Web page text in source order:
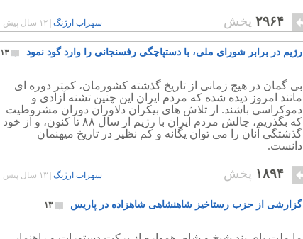
۲۹۶۴ پخش سهراب ارژنگ ۱۲ سال پیش
رژیم در برابر شورای ملی، با دستپاچگی رفسنجانی را وارد گود نمود ۱۳
بی گمان در هیچ زمانی از تاریخ گذشته کشورمان، کمتر دوره ای
مانند امروز دیده شده که مردم ایران این چنین تشنه آزادی و
دموکراسی باشند. از تلاش های بیکران دلاوران دوران مشروطیت
که بگذریم، چالش مردم ایران با رژیم از سال ۸۸ تا کنون، و از خود
گذشتگی آنان را می توان یگانه و کم نظیر در تاریخ میهنمان
دانست.
۱۸۹۴ پخش سهراب ارژنگ ۱۳ سال پیش
گزارشی از حزب رستاخیز شاهنشاهی شاهزاده در پاریس ۱۳